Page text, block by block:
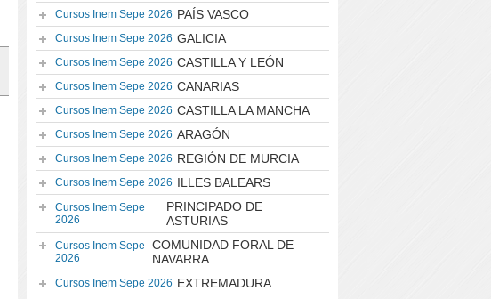
Cursos Inem Sepe 2026 PAÍS VASCO
Cursos Inem Sepe 2026 GALICIA
Cursos Inem Sepe 2026 CASTILLA Y LEÓN
Cursos Inem Sepe 2026 CANARIAS
Cursos Inem Sepe 2026 CASTILLA LA MANCHA
Cursos Inem Sepe 2026 ARAGÓN
Cursos Inem Sepe 2026 REGIÓN DE MURCIA
Cursos Inem Sepe 2026 ILLES BALEARS
Cursos Inem Sepe
2026
PRINCIPADO DE
ASTURIAS
Cursos Inem Sepe
2026
COMUNIDAD FORAL DE
NAVARRA
Cursos Inem Sepe 2026 EXTREMADURA